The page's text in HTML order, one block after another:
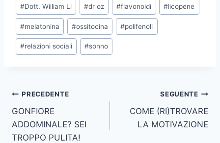
#Dott. William Li #dr oz #flavonoidi #licopene
#melatonina #ossitocina #polifenoli
#relazioni sociali #sonno
Navigazione
articoli
PRECEDENTE
GONFIORE
ADDOMINALE? SEI
TROPPO PULITA!
SEGUENTE
COME (RI)TROVARE
LA MOTIVAZIONE